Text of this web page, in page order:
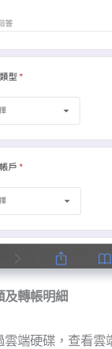
及轉帳明細
雲端硬碟，查看雲